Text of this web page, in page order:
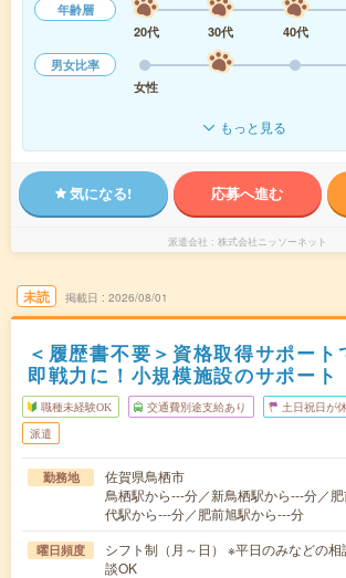
年齢層
20代
30代 40代
男女比率
女性
もっと見る
気になる! 応募へ進む
派遣会社 株式会社ニッソーネット
未読 掲載日 2026/08/01
＜履歴書不要＞資格取得サポート
即戦力に！小規模施設のサポート
職種未経験OK 交通費別途支給あり 土日祝日が
派遣
勤務地
佐賀県鳥栖市
鳥栖駅から---分／新鳥栖駅から---分／
代駅から---分／肥前旭駅から---分
曜日頻度
シフト制（月～日） ※平日のみなどの
談OK